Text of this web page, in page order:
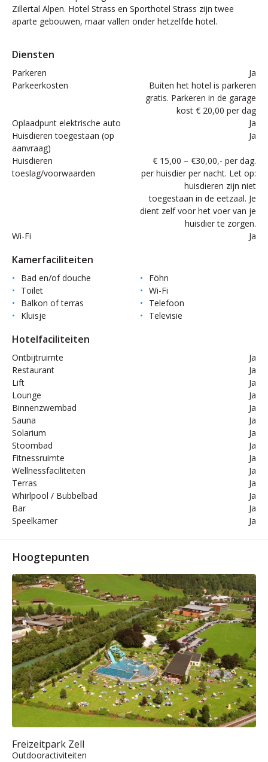
Zillertal Alpen. Hotel Strass en Sporthotel Strass zijn twee
aparte gebouwen, maar vallen onder hetzelfde hotel.
Diensten
Parkeren
Ja
Parkeerkosten
Buiten het hotel is parkeren
gratis. Parkeren in de garage
kost € 20,00 per dag
Oplaadpunt elektrische auto
Ja
Huisdieren toegestaan (op
aanvraag)
Ja
Huisdieren
toeslag/voorwaarden
€ 15,00 – €30,00,- per dag.
per huisdier per nacht. Let op:
huisdieren zijn niet
toegestaan in de eetzaal. Je
dient zelf voor het voer van je
huisdier te zorgen.
Wi-Fi
Ja
Kamerfaciliteiten
Bad en/of douche
Föhn
Toilet
Wi-Fi
Balkon of terras
Telefoon
Kluisje
Televisie
Hotelfaciliteiten
Ontbijtruimte
Ja
Restaurant
Ja
Lift
Ja
Lounge
Ja
Binnenzwembad
Ja
Sauna
Ja
Solarium
Ja
Stoombad
Ja
Fitnessruimte
Ja
Wellnessfaciliteiten
Ja
Terras
Ja
Whirlpool / Bubbelbad
Ja
Bar
Ja
Speelkamer
Ja
Hoogtepunten
Freizeitpark Zell
Outdooractiviteiten